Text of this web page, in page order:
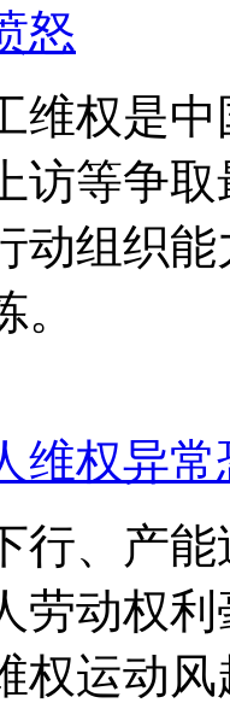
怒
维权是
访等争
动组织
维权异
行、产
劳动权
权运动